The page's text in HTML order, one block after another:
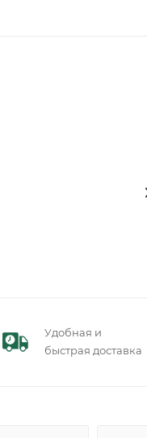
Удобная и
быстрая доставка